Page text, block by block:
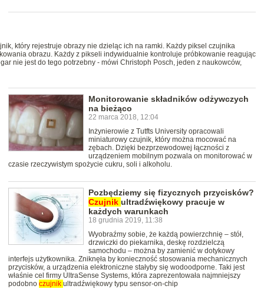
który rejestruje obrazy nie dzieląc ich na ramki. Każdy piksel czujnika
obrazu. Każdy z pikseli indywidualnie kontroluje próbkowanie reagując
nie jest do tego potrzebny - mówi Christoph Posch, jeden z naukowców,
Monitorowanie składników odżywczych
na bieżąco
22 marca 2018, 12:04
Inżynierowie z Tutfts University opracowali
miniaturowy czujnik, który można mocować na
zębach. Dzięki bezprzewodowej łączności z
urządzeniem mobilnym pozwala on monitorować w
czasie rzeczywistym spożycie cukru, soli i alkoholu.
Pozbędziemy się fizycznych przycisków?
Czujnik ultradźwiękowy pracuje w
każdych warunkach
18 grudnia 2019, 11:38
Wyobraźmy sobie, że każdą powierzchnię – stół,
drzwiczki do piekarnika, deskę rozdzielczą
samochodu – można by zamienić w dotykowy
interfejs użytkownika. Zniknęła by konieczność stosowania mechanicznych
przycisków, a urządzenia elektroniczne stałyby się wodoodporne. Taki jest
właśnie cel firmy UltraSense Systems, która zaprezentowała najmniejszy
podobno czujnik ultradźwiękowy typu sensor-on-chip